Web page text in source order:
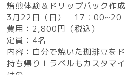
焙煎体験＆ドリップパック作
3月22日（日） 17：00~20
費用：2,800円（税込）
定員：4名
内容：自分で焼いた珈琲豆を
持ち帰り！ラベルもカスタマ